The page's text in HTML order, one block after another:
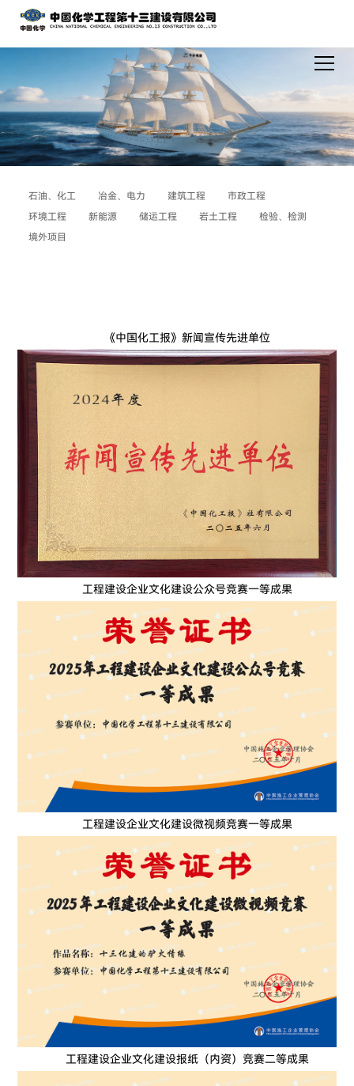
石油、化工 冶金、电力 建筑工程
市政工程
环境工程
新能源 储运工程 岩土工程
检验、检测
境外项目
《中国化工报》新闻宣传先进单位
工程建设企业文化建设公众号竞赛一等成果
工程建设企业文化建设微视频竞赛一等成果
工程建设企业文化建设报纸（内资）竞赛二等成果